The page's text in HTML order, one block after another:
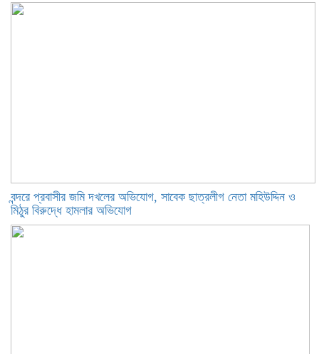
বন্দরে প্রবাসীর জমি দখলের অভিযোগ, সাবেক ছাত্রলীগ নেতা মহিউদ্দিন ও
মিঠুর বিরুদ্ধে হামলার অভিযোগ